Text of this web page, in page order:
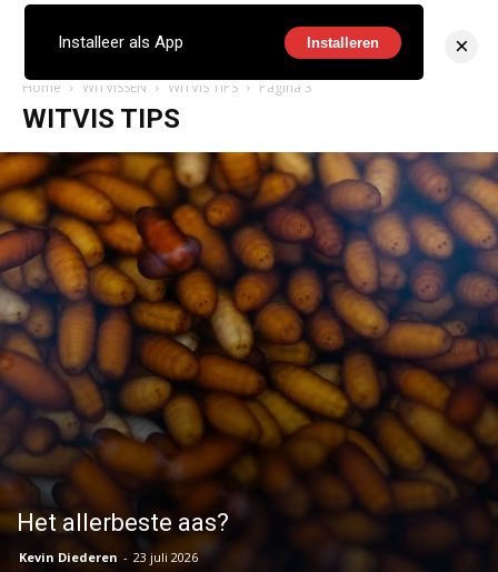
Home WITVISSEN WITVIS TIPS Pagina 3
WITVIS TIPS
Het allerbeste aas?
Kevin Diederen - 23 juli 2026
Installeer als App Installeren ×